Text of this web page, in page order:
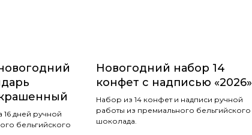
16 дней ручной
бельгийского
Новогодний набор 14
конфет с надписью «2026»
Набор из 14 конфет и надписи ручной
работы из премиального бельгийского
шоколада.